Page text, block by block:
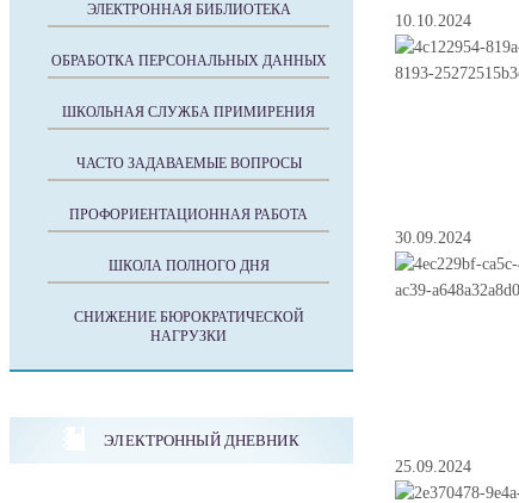
10.10.2024
30.09.2024
25.09.2024
ЭЛЕКТРОННАЯ БИБЛИОТЕКА
ОБРАБОТКА ПЕРСОНАЛЬНЫХ ДАННЫХ
ШКОЛЬНАЯ СЛУЖБА ПРИМИРЕНИЯ
ЧАСТО ЗАДАВАЕМЫЕ ВОПРОСЫ
ПРОФОРИЕНТАЦИОННАЯ РАБОТА
ШКОЛА ПОЛНОГО ДНЯ
СНИЖЕНИЕ БЮРОКРАТИЧЕСКОЙ
НАГРУЗКИ
ЭЛЕКТРОННЫЙ ДНЕВНИК